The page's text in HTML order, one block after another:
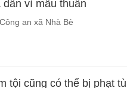
vì mâu thuẫn
an xã Nhà Bè
tội cũng có thể bị phạt tù